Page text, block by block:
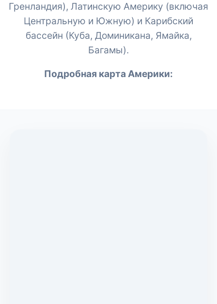
Гренландия), Латинскую Америку (включая
Центральную и Южную) и Карибский
бассейн (Куба, Доминикана, Ямайка,
Багамы).
Подробная карта Америки: